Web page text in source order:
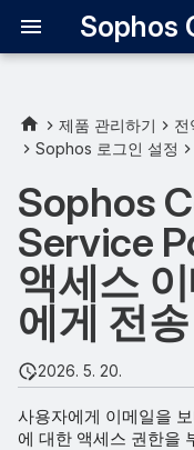
Sophos
제품 관리하기 전
Sophos 로그인 설정
Sophos
Service
액세스
에게 전송
2026. 5. 20.
사용자에게 이메일을
에 대한 액세스 권한을